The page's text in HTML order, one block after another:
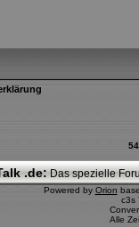
.de: Das spezielle
Powered by Orion
c3s
Alle